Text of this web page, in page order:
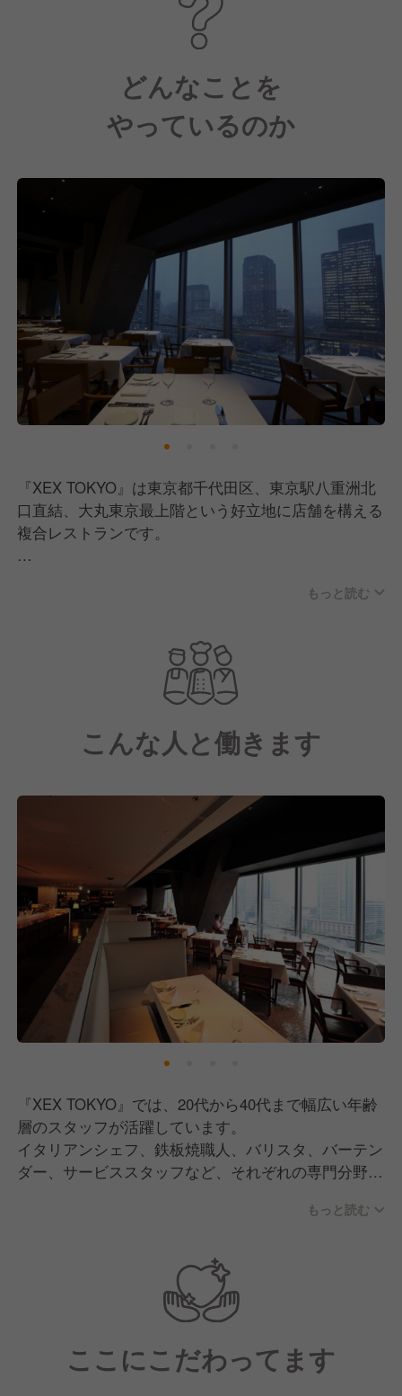
どんなことを
やっているのか
『XEX TOKYO』は東京都千代田区、東京駅八重洲北
口直結、大丸東京最上階という好立地に店舗を構える
複合レストランです。
上げるイタリアン「Salvatore Cuomo Bros.」、目の
スタ世界チャンピオンPaul Bassettの本格カフェやバ
ーテンダーこだわりのカクテル、シャンパーニュまで
楽しめる「The BAR & Cafe」。
複数の業態が入る当店は、約880㎡の壮大な空間で、
大きな窓からは東京駅舎、丸の内ビル群、皇居までを
一望できる開放感あふれる空間となっております。
全82席の店内は、ご旅行の途中、ビジネスや記念日、
パーティーなど、幅広いシーンに対応しています。
特注の窯で焼き上げるナポリピッツァ、黒毛和牛サー
ロインなど、旬で新鮮な選りすぐりの厳選食材を使用
した料理を提供しています。
2007年11月のオープン以来、おかげさまで多くのお
客様にご来店いただいております。
これからも本物のおいしさとホスピタリティ溢れるサ
ービス、上質な空間で、お客様に至高の時間を愉しん
でいただけるレストランを目指してまいります。
そこで現在は、一緒にXEX TOKYOを盛り上げていた
だける仲間を募集中です！
もっと読む
こんな人と働きます
『XEX TOKYO』では、20代から40代まで幅広い年齢
層のスタッフが活躍しています。
イタリアンシェフ、鉄板焼職人、バリスタ、バーテン
ダー、サービススタッフなど、それぞれの専門分野で
ンドなレストランづくりに取り組んでいます。
当店の特徴は、東京駅直結という抜群の立地で、約
880㎡の壮大な空間で繰り広げられる、洗練されたサ
ービスと上質なおもてなしです。
お客様の特別な日を演出するため、料理の説明はもち
ろん、おすすめのワイン選び、サプライズの演出ま
で、記憶に残る1日をお届けできるよう、一人ひとり
もっと読む
ここにこだわってます